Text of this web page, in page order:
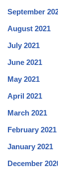
September
August 2021
July 2021
June 2021
May 2021
April 2021
March 2021
February 2021
January 2021
December